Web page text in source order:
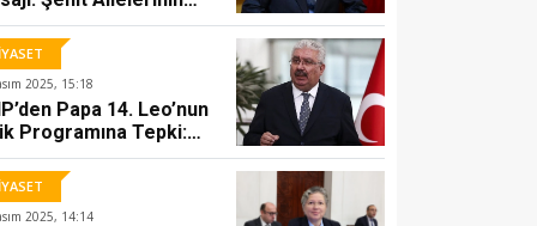
SİYASET
AK Parti İzmir İl Başkanı Saygılı:
05 Ocak 2026, 13:07
Eğdirmeyiz
2025, 15:18
Papa 14. Leo’nun
Programına Tepki:
Ayin
Rahatsızlık
2025, 14:14